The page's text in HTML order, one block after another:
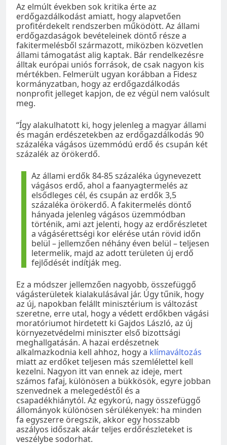
Az elmúlt években sok kritika érte az
erdőgazdálkodást amiatt, hogy alapvetően
profitérdekelt rendszerben működött. Az állami
erdőgazdaságok bevételeinek döntő része a
fakitermelésből származott, miközben közvetlen
állami támogatást alig kaptak. Bár rendelkezésre
álltak európai uniós források, de csak nagyon kis
mértékben. Felmerült ugyan korábban a Fidesz
kormányzatban, hogy az erdőgazdálkodás
nonprofit jelleget kapjon, de ez végül nem valósult
meg.
“Így alakulhatott ki, hogy jelenleg a magyar állami
és magán erdészetekben az erdőgazdálkodás 90
százaléka vágásos üzemmódú erdő és csupán két
százalék az örökerdő.
Az állami erdők 84-85 százaléka úgynevezett
vágásos erdő, ahol a faanyagtermelés az
elsődleges cél, és csupán az erdők 3,5
százaléka örökerdő. A fakitermelés döntő
hányada jelenleg vágásos üzemmódban
történik, ami azt jelenti, hogy az erdőrészletet
a vágásérettségi kor elérése után rövid időn
belül – jellemzően néhány éven belül – teljesen
letermelik, majd az adott területen új erdő
fejlődését indítják meg.
Ez a módszer jellemzően nagyobb, összefüggő
vágásterületek kialakulásával jár. Úgy tűnik, hogy
az új, napokban felállt minisztérium is változást
szeretne, erre utal, hogy a védett erdőkben vágási
moratóriumot hirdetett ki Gajdos László, az új
környezetvédelmi miniszter első bizottsági
meghallgatásán. A hazai erdészetnek
alkalmazkodnia kell ahhoz, hogy a klímaváltozás
miatt az erdőket teljesen más szemlélettel kell
kezelni. Nagyon itt van ennek az ideje, mert
számos fafaj, különösen a bükkösök, egyre jobban
szenvednek a melegedéstől és a
csapadékhiánytól. Az egykorú, nagy összefüggő
állományok különösen sérülékenyek: ha minden
fa egyszerre öregszik, akkor egy hosszabb
aszályos időszak akár teljes erdőrészleteket is
veszélybe sodorhat.